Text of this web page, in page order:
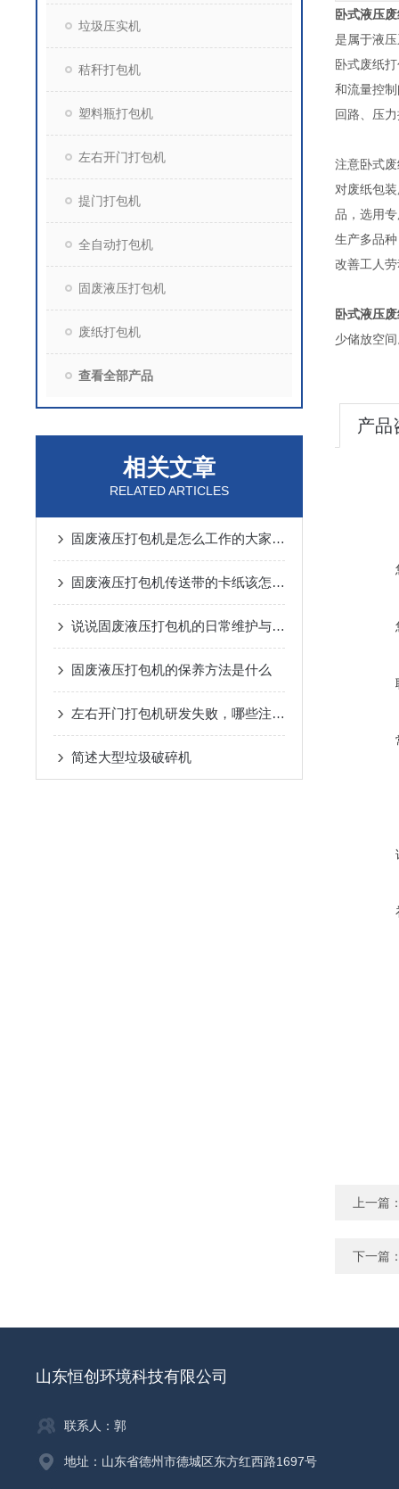
垃圾压实机
秸秆打包机
塑料瓶打包机
左右开门打包机
提门打包机
全自动打包机
固废液压打包机
废纸打包机
查看全部产品
相关文章
RELATED ARTICLES
固废液压打包机是怎么工作的大家了解吗？
固废液压打包机传送带的卡纸该怎么处理
说说固废液压打包机的日常维护与保养
固废液压打包机的保养方法是什么
左右开门打包机研发失败，哪些注意事项可以借鉴
简述大型垃圾破碎机
卧式液压
是属于液
卧式废纸
和流量控
回路、压
注意卧式
对废纸包
品，选用
生产多品
改善工人
卧式液压
少储放空
产品
上一篇
下一篇
山东恒创环境科技有限公司
联系人：郭
地址：山东省德州市德城区东方红西路1697号